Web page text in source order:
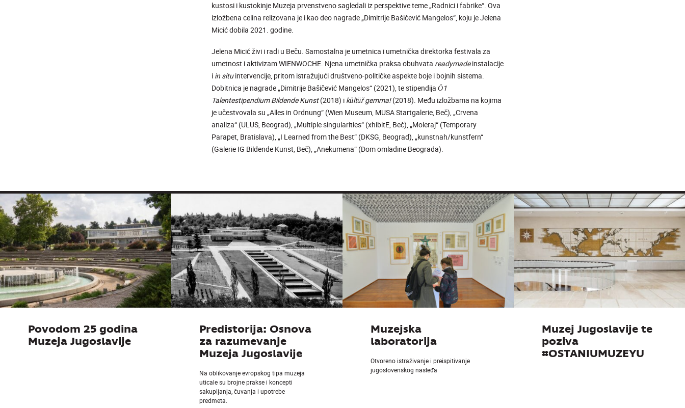
kustosi i kustokinje Muzeja prvenstveno sagledali iz perspektive teme „Radnici i fabrike“. Ova
izložbena celina relizovana je i kao deo nagrade„Dimitrije Bašičević Mangelos“, koju je Jelena
Micić dobila 2021. godine.
Jelena Micić živi i radi u Beču. Samostalna je umetnica i umetnička direktorka festivala za
umetnost i aktivizam WIENWOCHE. Njena umetnička praksa obuhvata readymadeinstalacije
i in situintervencije, pritom istražujući društveno-političke aspekte boje i bojnih sistema.
Dobitnica je nagrade „Dimitrije Bašičević Mangelos“ (2021), te stipendijaÖ1
Talentestipendium Bildende Kunst(2018) i kültüřgemma!(2018). Među izložbama na kojima
je učestvovala su „Alles in Ordnung“ (Wien Museum, MUSA Startgalerie, Beč), „Crvena
analiza“ (ULUS, Beograd), „Multiple singularities“ (xhibitE, Beč), „Moleraj“ (Temporary
Parapet, Bratislava), „I Learned from the Best“ (DKSG, Beograd), „kunstnah/kunstfern“
(Galerie IG Bildende Kunst, Beč), „Anekumena“ (Dom omladine Beograda).
Povodom 25 godina
Muzeja Jugoslavije
Predistorija: Osnova
za razumevanje
Muzeja Jugoslavije
Na oblikovanje evropskog tipa muzeja
uticale su brojne prakse i koncepti
sakupljanja, čuvanja i upotrebe
predmeta.
Muzejska
laboratorija
Otvoreno istraživanje i preispitivanje
jugoslovenskog nasleđa
Muzej Jugoslavije te
poziva
#OSTANIUMUZEYU